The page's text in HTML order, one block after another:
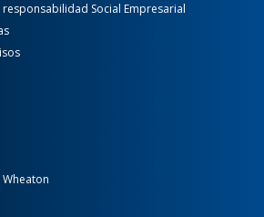
Social Empresarial